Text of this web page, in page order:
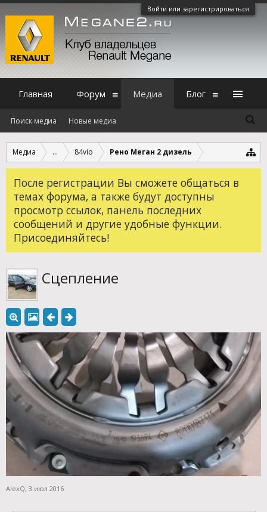
Войти или зарегистрироваться
Медиа ... 84vio Рено Меган 2 дизель
После регистрации Вы сможете общаться в
темах форума, а также будут доступны
просмотр ссылок, панель последних
сообщений и другие удобные функции.
Присоединяйтесь!
Сцепление
AlexQ, 3 июл 2016
Главная Форум Медиа
Поиск медиа Новые медиа
Блог